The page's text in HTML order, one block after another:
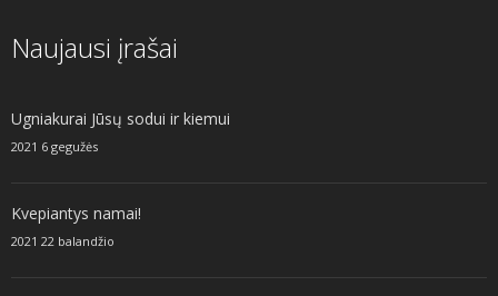
Naujausi įrašai
Ugniakurai Jūsų sodui ir kiemui
2021 6 gegužės
Kvepiantys namai!
2021 22 balandžio